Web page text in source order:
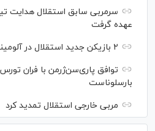
سرمربی سابق استقلال هدایت
عهده گرفت
۲ بازیکن جدید استقلال در آلومینیوم ماندنی شدند
توافق پاری‌سن‌ژرمن با فران
بارسلوناست
مربی خارجی استقلال تمدید کرد